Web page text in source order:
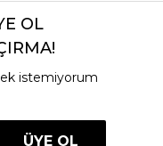
OL
istemiyorum
ÜYE OL